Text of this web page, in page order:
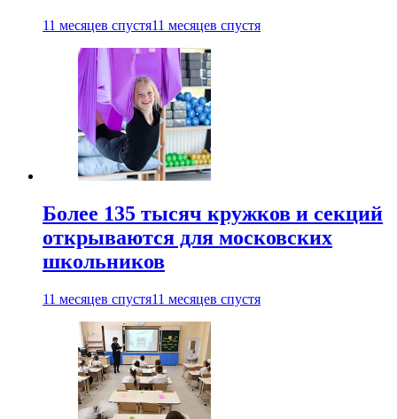
11 месяцев спустя11 месяцев спустя
Более 135 тысяч кружков и секций
открываются для московских
школьников
11 месяцев спустя11 месяцев спустя